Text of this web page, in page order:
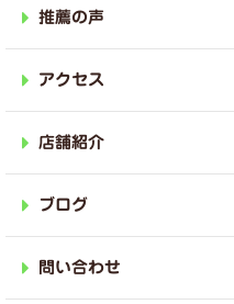
推薦の声
アクセス
店舗紹介
ブログ
問い合わせ